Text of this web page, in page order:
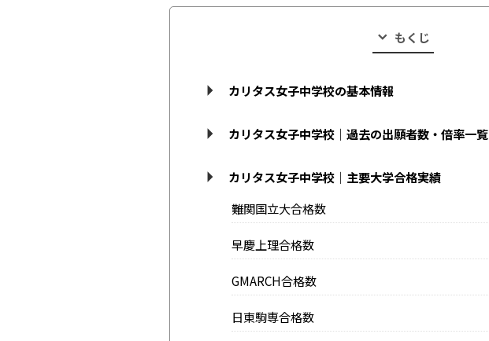
もくじ
カリタス女子中学校の基本情報
カリタス女子中学校｜過去の出願者数・倍率一覧
カリタス女子中学校｜主要大学合格実績
難関国立大合格数
早慶上理合格数
GMARCH合格数
日東駒専合格数